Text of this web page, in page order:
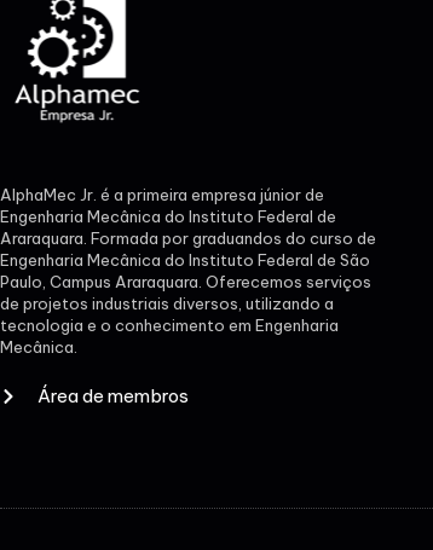
AlphaMec Jr. é a primeira empresa júnior de
Engenharia Mecânica do Instituto Federal de
Araraquara. Formada por graduandos do curso de
Engenharia Mecânica do Instituto Federal de São
Paulo, Campus Araraquara. Oferecemos serviços
de projetos industriais diversos, utilizando a
tecnologia e o conhecimento em Engenharia
Mecânica.
Área de membros